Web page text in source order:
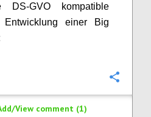
DS-GVO kompatible
Entwicklung einer Big
View comment (1)